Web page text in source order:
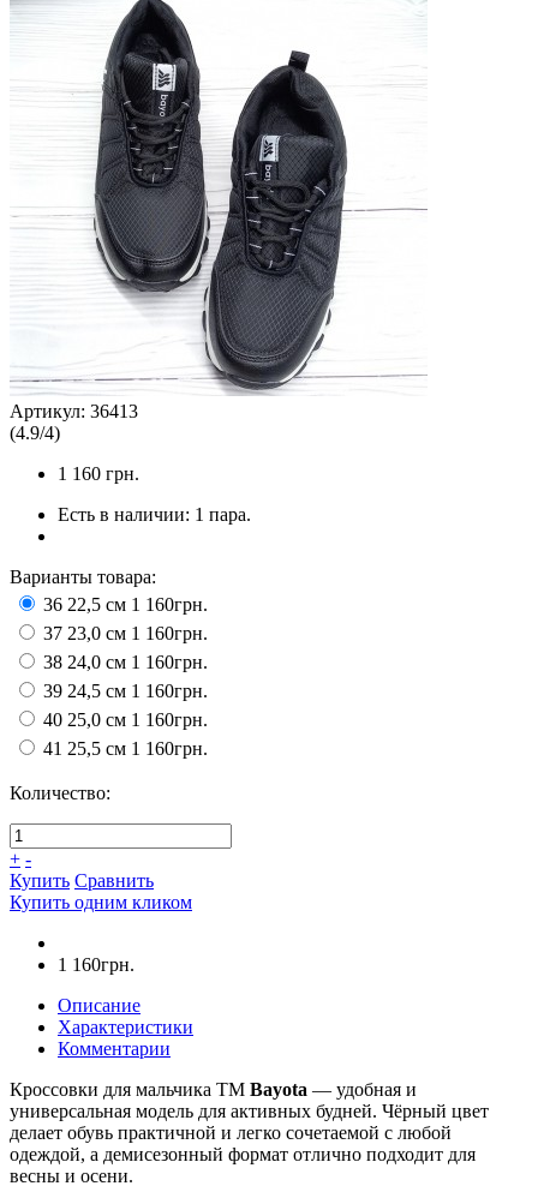
Артикул: 36413
(4.9/4)
1 160 грн.
Есть в наличии: 1 пара.
Варианты товара:
36 22,5 см 1 160грн.
37 23,0 см 1 160грн.
38 24,0 см 1 160грн.
39 24,5 см 1 160грн.
40 25,0 см 1 160грн.
41 25,5 см 1 160грн.
Количество:
+ -
Купить Сравнить
Купить одним кликом
1 160грн.
Описание
Характеристики
Комментарии
Кроссовки для мальчика ТМ Bayota — удобная и
универсальная модель для активных будней. Чёрный цвет
делает обувь практичной и легко сочетаемой с любой
одеждой, а демисезонный формат отлично подходит для
весны и осени.